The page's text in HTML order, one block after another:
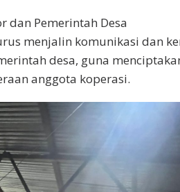
dan Pemerintah Desa
menjalin komunikasi dan
desa, guna
anggota koperasi.